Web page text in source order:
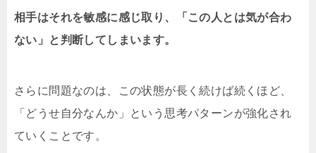
相手はそれを敏感に感じ取り、「この人とは気が合わ
ない」と判断してしまいます。
さらに問題なのは、この状態が長く続けば続くほど、
「どうせ自分なんか」という思考パターンが強化され
ていくことです。